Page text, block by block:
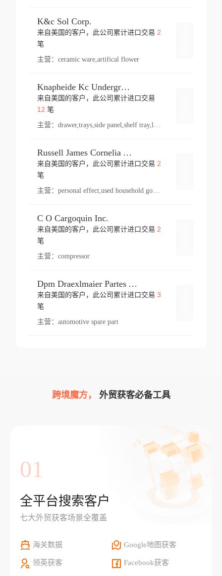
K&c Sol Corp.
来自美国的客户，此公司累计进口交易 2
笔
主营： ceramic ware,artifical flower
Knapheide Kc Underground
来自美国的客户，此公司累计进口交易
12 笔
主营：
Russell James Cornelia Arlington Va
来自美国的客户，此公司累计进口交易 2
笔
主营： personal effect,used household goods
C O Cargoquin Inc.
来自美国的客户，此公司累计进口交易 2
笔
主营： compressor
Dpm Draexlmaier Partes Automotrices Corr Ind Huejotzingo
来自美国的客户，此公司累计进口交易 3
笔
主营： automotive spare part
跨境魔方， 外贸获客必备工具
01
全平台搜索客户
七大外贸获客场景全覆盖
海关数据 Google地图获客
领英获客 Facebook获客